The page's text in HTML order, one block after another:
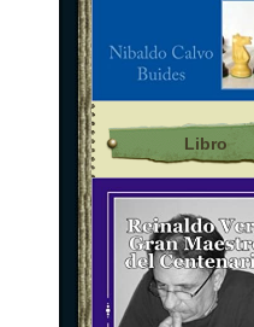
Libro